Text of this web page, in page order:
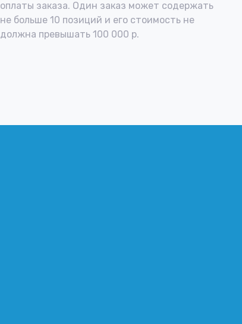
оплаты заказа. Один заказ может содержать
не больше 10 позиций и его стоимость не
должна превышать 100 000 р.